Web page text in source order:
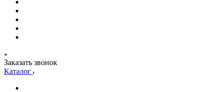
Заказать звонок
Каталог